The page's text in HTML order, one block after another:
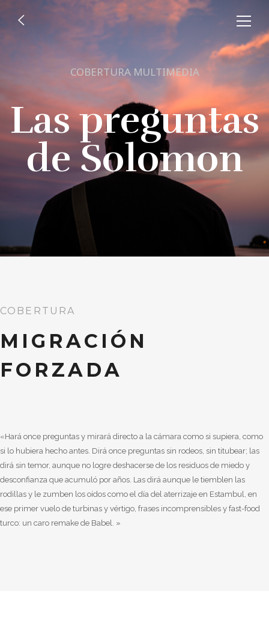
COBERTURA MULTIMEDIA
Las preguntas
de Solomon
COBERTURA
MIGRACIÓN
FORZADA
«Hará once preguntas y mirará directo a la cámara como si supiera, como
si lo hubiera hecho antes. Dirá once preguntas sin rodeos, sin titubear; las
dirá sin temor, aunque no logre deshacerse de los residuos de miedo y
desconfianza que acumuló por años. Las dirá aunque le tiemblen las
rodillas y le zumben los oídos como el día del aterrizaje en Estambul, en
ese primer vuelo de turbinas y vértigo, frases incomprensibles y fast-food
turco: un caro remake de Babel. »